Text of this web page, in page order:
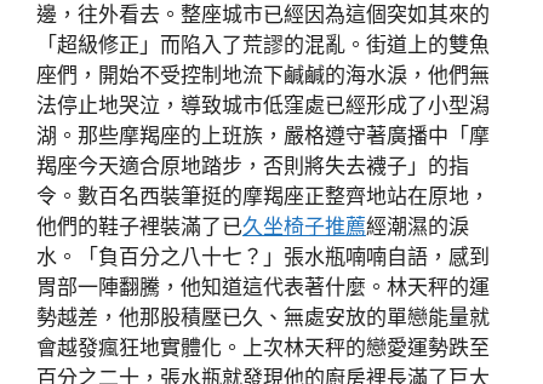
邊，往外看去。整座城市已經因為這個突如其來的
「超級修正」而陷入了荒謬的混亂。街道上的雙魚
座們，開始不受控制地流下鹹鹹的海水淚，他們無
法停止地哭泣，導致城市低窪處已經形成了小型潟
湖。那些摩羯座的上班族，嚴格遵守著廣播中「摩
羯座今天適合原地踏步，否則將失去襪子」的指
令。數百名西裝筆挺的摩羯座正整齊地站在原地，
他們的鞋子裡裝滿了已久坐椅子推薦經潮濕的淚
水。「負百分之八十七？」張水瓶喃喃自語，感到
胃部一陣翻騰，他知道這代表著什麼。林天秤的運
勢越差，他那股積壓已久、無處安放的單戀能量就
會越發瘋狂地實體化。上次林天秤的戀愛運勢跌至
百分之二十，張水瓶就發現他的廚房裡長滿了巨大